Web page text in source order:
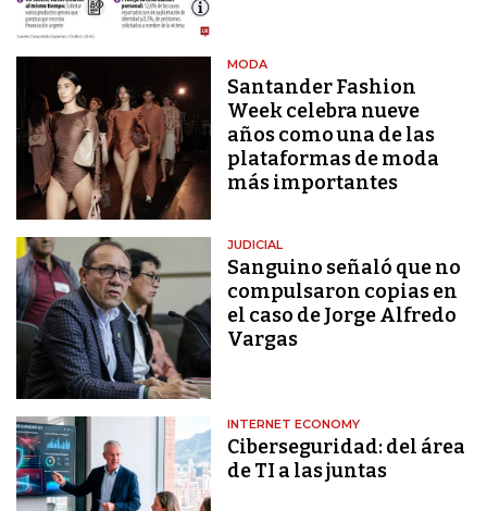
MODA
Santander Fashion
Week celebra nueve
años como una de las
plataformas de moda
más importantes
JUDICIAL
Sanguino señaló que no
compulsaron copias en
el caso de Jorge Alfredo
Vargas
INTERNET ECONOMY
Ciberseguridad: del área
de TI a las juntas